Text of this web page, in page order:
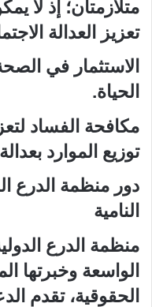
متلازمتان؛ إذ لا
تعزيز العدالة
الاستثمار في
الحياة.
مكافحة الفساد
توزيع الموارد
دور منظمة الدرع
النامية
منظمة الدرع
الواسعة وخبرتها
الحقوقية، تقدم